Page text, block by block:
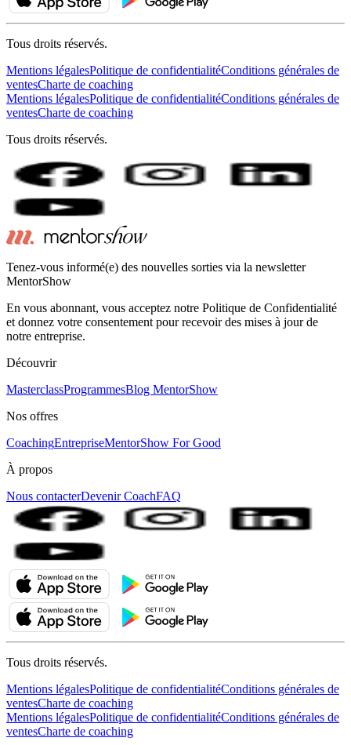
Tous droits réservés.
Mentions légalesPolitique de confidentialitéConditions générales de
ventesCharte de coaching
Mentions légalesPolitique de confidentialitéConditions générales de
ventesCharte de coaching
Tous droits réservés.
Tenez-vous informé(e) des nouvelles sorties via la newsletter
MentorShow
En vous abonnant, vous acceptez notre Politique de Confidentialité
et donnez votre consentement pour recevoir des mises à jour de
notre entreprise.
Découvrir
MasterclassProgrammesBlog MentorShow
Nos offres
CoachingEntrepriseMentorShow For Good
À propos
Nous contacterDevenir CoachFAQ
Tous droits réservés.
Mentions légalesPolitique de confidentialitéConditions générales de
ventesCharte de coaching
Mentions légalesPolitique de confidentialitéConditions générales de
ventesCharte de coaching